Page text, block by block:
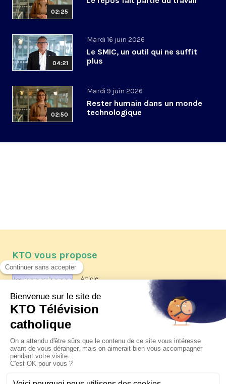
02:25
04:21
Mardi 16 juin 2026
Le SMIC, un outil qui ne suffit
plus
02:50
Mardi 9 juin 2026
Rester humain dans un monde
technologique
KTO vous propose
Article
Les reportages d'été 2026 de KTO
La visite pastorale du pape Léon
XIV à Assise à suivre sur KTO le
jeudi 6 août